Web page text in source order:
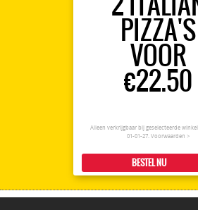
PIZZA'S
VOOR
€22.50
Alleen verkrijgbaar bij geselecteerde
01-01-27. Voorwaarden >
BESTEL NU